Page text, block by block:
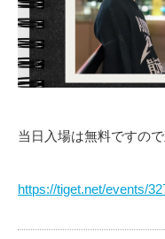
当日入場は無料ですの
https://tiget.net/events/